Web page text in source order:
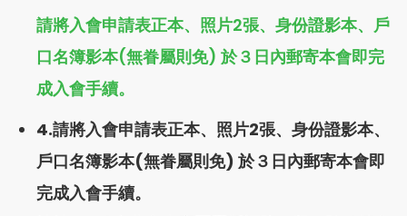
請將入會申請表正本、照片2張、身份證影本、戶
口名簿影本(無眷屬則免) 於３日內郵寄本會即完
成入會手續。
4.請將入會申請表正本、照片2張、身份證影本、
戶口名簿影本(無眷屬則免) 於３日內郵寄本會即
完成入會手續。